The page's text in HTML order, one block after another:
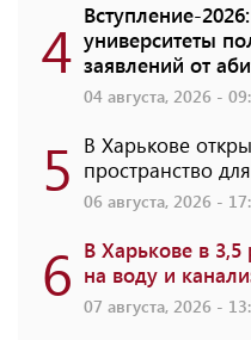
4 Вступление-
университеты
заявлений от
04 августа, 2026 -
5 В Харькове
пространство
06 августа, 2026 -
6 В Харькове в
на воду и
07 августа, 2026 -